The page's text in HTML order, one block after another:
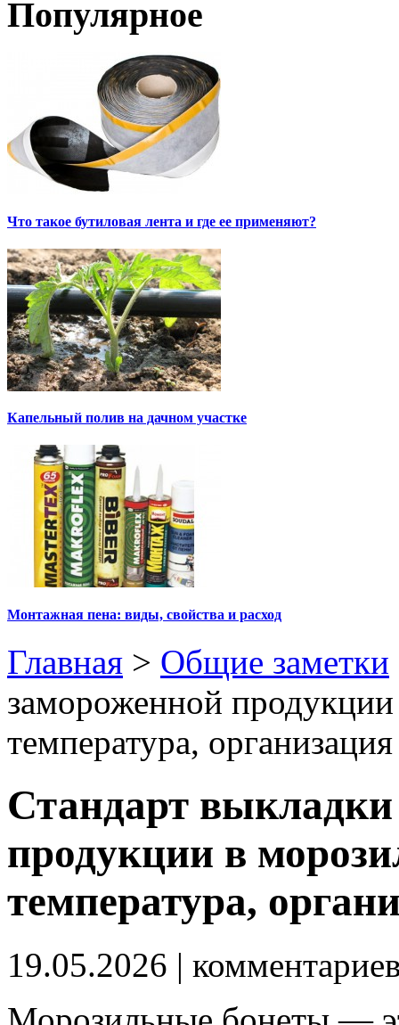
Популярное
Что такое бутиловая лента и где ее применяют?
Капельный полив на дачном участке
Монтажная пена: виды, свойства и расход
Главная > Общие заметки
замороженной
температура,
Стандарт
продукции в
температура,
19.05.2026 |